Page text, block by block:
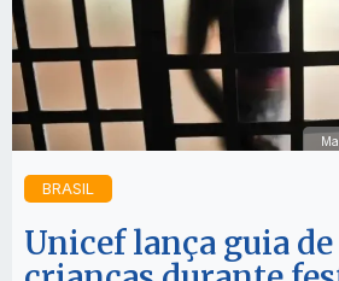
BRASIL
Unicef lança guia